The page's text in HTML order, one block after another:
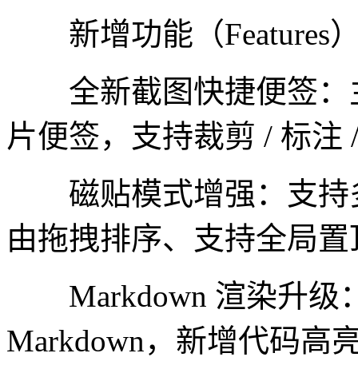
新增功能（Features
全新截图快捷便签：
片便签，支持裁剪 / 标注
磁贴模式增强：支持
由拖拽排序、支持全局置
Markdown 渲染升级：
Markdown，新增代码高